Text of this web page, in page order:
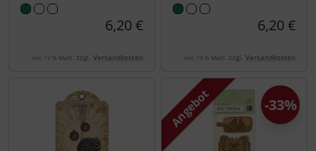
6,20 €
inkl. 19 % MwSt. zzgl. Versandkosten
6,20 €
inkl. 19 % MwSt. zzgl. Versandkosten
Angebot -33%